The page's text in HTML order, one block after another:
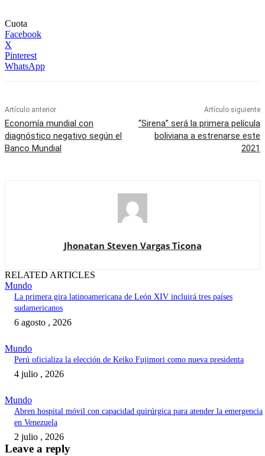
Cuota
Facebook
X
Pinterest
WhatsApp
Artículo anterior
Economía mundial con
diagnóstico negativo según el
Banco Mundial
Artículo siguiente
“Sirena” será la primera película
boliviana a estrenarse este
2021
Jhonatan Steven Vargas Ticona
RELATED ARTICLES
Mundo
La primera gira latinoamericana de León XIV incluirá tres países
sudamericanos
6 agosto , 2026
Mundo
Perú oficializa la elección de Keiko Fujimori como nueva presidenta
4 julio , 2026
Mundo
Abren hospital móvil con capacidad quirúrgica para atender la emergencia
en Venezuela
2 julio , 2026
Leave a reply